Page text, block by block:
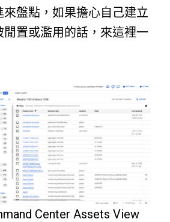
盤點，如果擔心自己建立
置或濫用的話，來這裡一
Center Assets View